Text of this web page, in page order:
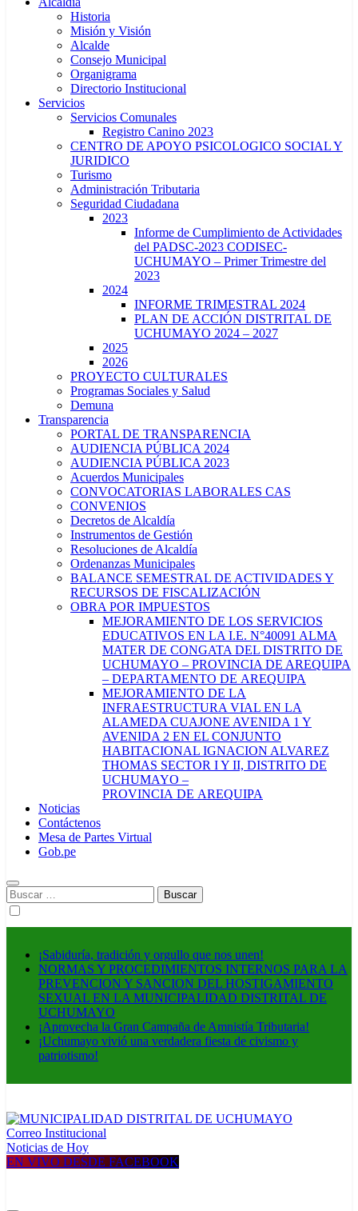
Historia
Misión y Visión
Alcalde
Consejo Municipal
Organigrama
Directorio Institucional
Servicios
Servicios Comunales
Registro Canino 2023
CENTRO DE APOYO PSICOLOGICO SOCIAL Y
JURIDICO
Turismo
Administración Tributaria
Seguridad Ciudadana
2023
Informe de Cumplimiento de Actividades
del PADSC-2023 CODISEC-
UCHUMAYO – Primer Trimestre del
2023
2024
INFORME TRIMESTRAL 2024
PLAN DE ACCIÓN DISTRITAL DE
UCHUMAYO 2024 – 2027
2025
2026
PROYECTO CULTURALES
Programas Sociales y Salud
Demuna
Transparencia
PORTAL DE TRANSPARENCIA
AUDIENCIA PÚBLICA 2024
AUDIENCIA PÚBLICA 2023
Acuerdos Municipales
CONVOCATORIAS LABORALES CAS
CONVENIOS
Decretos de Alcaldía
Instrumentos de Gestión
Resoluciones de Alcaldía
Ordenanzas Municipales
BALANCE SEMESTRAL DE ACTIVIDADES Y
RECURSOS DE FISCALIZACIÓN
OBRA POR IMPUESTOS
MEJORAMIENTO DE LOS SERVICIOS
EDUCATIVOS EN LA I.E. N°40091 ALMA
MATER DE CONGATA DEL DISTRITO DE
UCHUMAYO – PROVINCIA DE AREQUIPA
– DEPARTAMENTO DE AREQUIPA
MEJORAMIENTO DE LA
INFRAESTRUCTURA VIAL EN LA
ALAMEDA CUAJONE AVENIDA 1 Y
AVENIDA 2 EN EL CONJUNTO
HABITACIONAL IGNACION ALVAREZ
THOMAS SECTOR I Y II, DISTRITO DE
UCHUMAYO –
PROVINCIA DE AREQUIPA
Noticias
Contáctenos
Mesa de Partes Virtual
Gob.pe
Buscar:
¡Sabiduría, tradición y orgullo que nos unen!
NORMAS Y PROCEDIMIENTOS INTERNOS PARA LA
PREVENCION Y SANCION DEL HOSTIGAMIENTO
SEXUAL EN LA MUNICIPALIDAD DISTRITAL DE
UCHUMAYO
¡Aprovecha la Gran Campaña de Amnistía Tributaria!
¡Uchumayo vivió una verdadera fiesta de civismo y
patriotismo!
MUNICIPALIDAD DISTRITAL DE UCHUMAYO
Construyendo una nueva Historia
Correo Institucional
Noticias de Hoy
EN VIVO DESDE FACEBOOK